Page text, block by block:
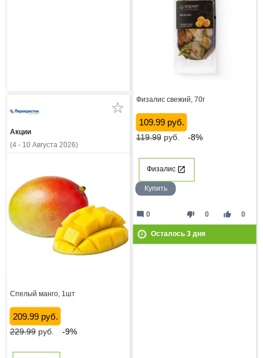
Физалис свежий, 70г
109.99 руб.
119.99руб. -8%
Физалис
Купить
thumb_down 0 thumb_up 0
mode_comment 0
Осталось 3дня
Акции
(4 - 10 Августа 2026)
Спелый манго, 1шт
209.99 руб.
229.99руб. -9%